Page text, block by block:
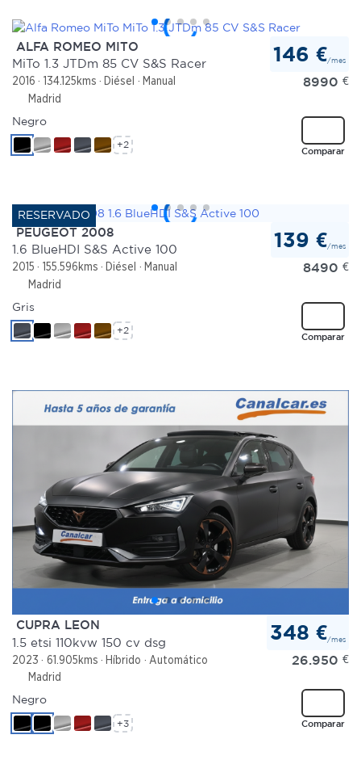
ALFA ROMEO MITO
MiTo 1.3 JTDm 85 CV S&S Racer
2016 134.125kms Diésel
Manual
Madrid
146 €/mes
8990 €
Comparar
Negro
+2
PEUGEOT 2008
1.6 BlueHDI S&S Active 100
2015 155.596kms Diésel
Manual
Madrid
139 €/mes
8490 €
Comparar
Gris
+2
CUPRA LEON
1.5 etsi 110kvw 150 cv dsg
2023 61.905kms Híbrido
Automático
Madrid
348 €/mes
26.950 €
Comparar
Negro
+3